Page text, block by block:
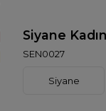
Siyane
SEN0027
Siyane